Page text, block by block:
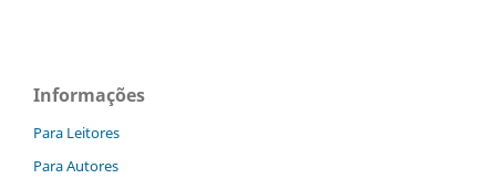
Informações
Para Leitores
Para Autores